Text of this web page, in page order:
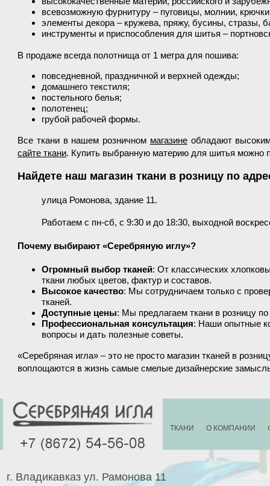
всевозможную фурнитуру – пуговицы, молнии,
элементы декора – кружева, пряжу, бусины, стразы,
инструменты и приспособления для шитья –
В продаже всегда полотнища от 1 метра для пошива:
повседневной, праздничной и верхней одежды;
домашнего текстиля;
постельного белья;
полотенец;
грубой рабочей формы.
Все ткани в нашем розничном магазинеобладают
сайте ткани. Купить выбранную материю для шитья можно
Найдете наш магазин ткани в розницу по
улица Ромонова, здание 11.
Работаем с пн-сб, с 9:30 и до 18:30, выходной
Почему выбирают «Серебряную иглу»?
Огромный выбор тканей: От классических
ткани любых цветов, фактур и составов.
Высокое качество: Мы сотрудничаем только с
тканей.
Доступные цены: Мы предлагаем ткани в розницу
Профессиональная консультация: Наши опытные
вопросы и дать полезные советы.
«Серебряная игла» – это не просто магазин тканей в
воплощаются в жизнь самые смелые дизайнерские
ТКАНИ О КОМПАНИИ
г. Владикавказ ул. Рамонова 11